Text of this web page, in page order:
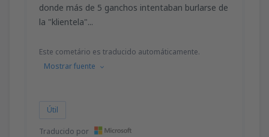
donde más de 5 ganchos intentaban burlarse de
la "klientela"...
Este cometário es traducido automáticamente.
Mostrar fuente
Útil
Traducido por